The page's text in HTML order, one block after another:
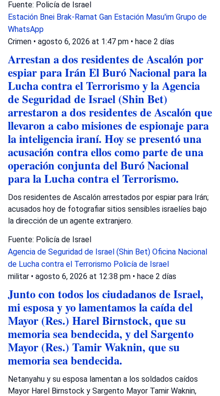
Fuente: Policía de Israel
Estación Bnei Brak-Ramat Gan Estación Masu'im Grupo de
WhatsApp
Crimen • agosto 6, 2026 at 1:47 pm • hace 2 días
Arrestan a dos residentes de Ascalón por
espiar para Irán El Buró Nacional para la
Lucha contra el Terrorismo y la Agencia
de Seguridad de Israel (Shin Bet)
arrestaron a dos residentes de Ascalón que
llevaron a cabo misiones de espionaje para
la inteligencia iraní. Hoy se presentó una
acusación contra ellos como parte de una
operación conjunta del Buró Nacional
para la Lucha contra el Terrorismo.
Dos residentes de Ascalón arrestados por espiar para Irán;
acusados hoy de fotografiar sitios sensibles israelíes bajo
la dirección de un agente extranjero.
Fuente: Policía de Israel
Agencia de Seguridad de Israel (Shin Bet) Oficina Nacional
de Lucha contra el Terrorismo Policía de Israel
militar • agosto 6, 2026 at 12:38 pm • hace 2 días
Junto con todos los ciudadanos de Israel,
mi esposa y yo lamentamos la caída del
Mayor (Res.) Harel Birnstock, que su
memoria sea bendecida, y del Sargento
Mayor (Res.) Tamir Waknin, que su
memoria sea bendecida.
Netanyahu y su esposa lamentan a los soldados caídos
Mayor Harel Birnstock y Sargento Mayor Tamir Waknin,